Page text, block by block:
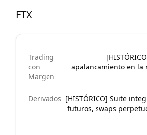
FTX
Trading
con
Margen
apalancamiento en la
Derivados [HISTÓRICO] Suite
futuros, swaps